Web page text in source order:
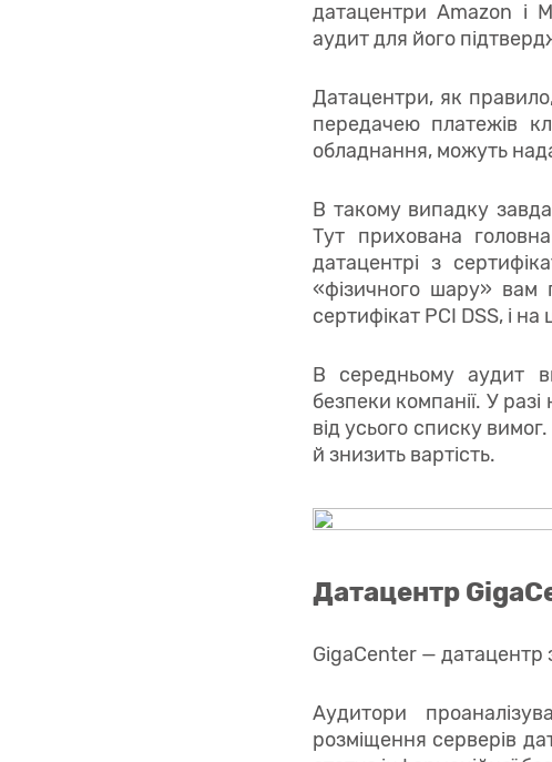
датацентри Amazon і
аудит для його
Датацентри, як
передачею платежів
обладнання, можуть
В такому випадку
Тут прихована
датацентрі з
«фізичного шару» вам
сертифікат PCI DSS, і
В середньому аудит
безпеки компанії. У
від усього списку
й знизить вартість.
Датацентр
GigaCenter — датацентр
Аудитори
розміщення серверів